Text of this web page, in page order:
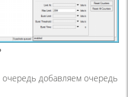
добавляем очередь